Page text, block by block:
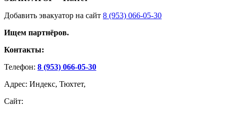
Добавить эвакуатор на сайт 8 (953) 066-05-30
Ищем партнёров.
Контакты:
Телефон: 8 (953) 066-05-30
Адрес: Индекс, Тюхтет,
Сайт: